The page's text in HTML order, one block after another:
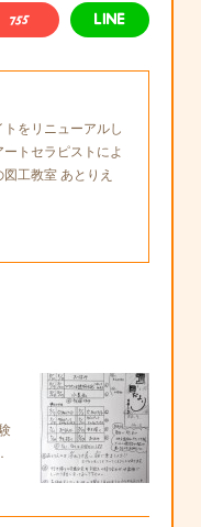
をリニューアルし
トセラピストによ
工教室 あとりえ